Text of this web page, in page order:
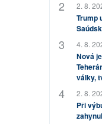
2. 8.
Trump
4. 8.
Nová
války,
2. 8.
Při